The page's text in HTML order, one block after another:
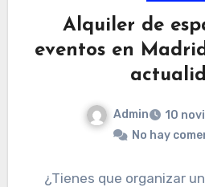
Alquiler de
eventos en
Admin
10
No hay
¿Tienes que organizar